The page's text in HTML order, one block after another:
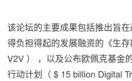
该论坛的主要成果包括推出旨
得负担得起的发展融资的《生
V2V ） ，以及公布欧佩克基金
行动计划（ $ 15 billion Digital